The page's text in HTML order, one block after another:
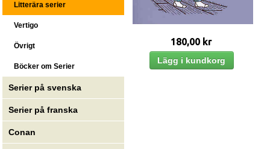
Litterära serier
Vertigo
Övrigt
Böcker om Serier
Serier på svenska
Serier på franska
Conan
180,00 kr